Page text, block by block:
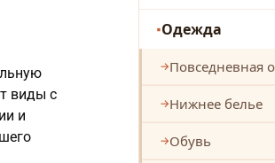
виды с
и
Одежда
Повседневная
Нижнее белье
Обувь